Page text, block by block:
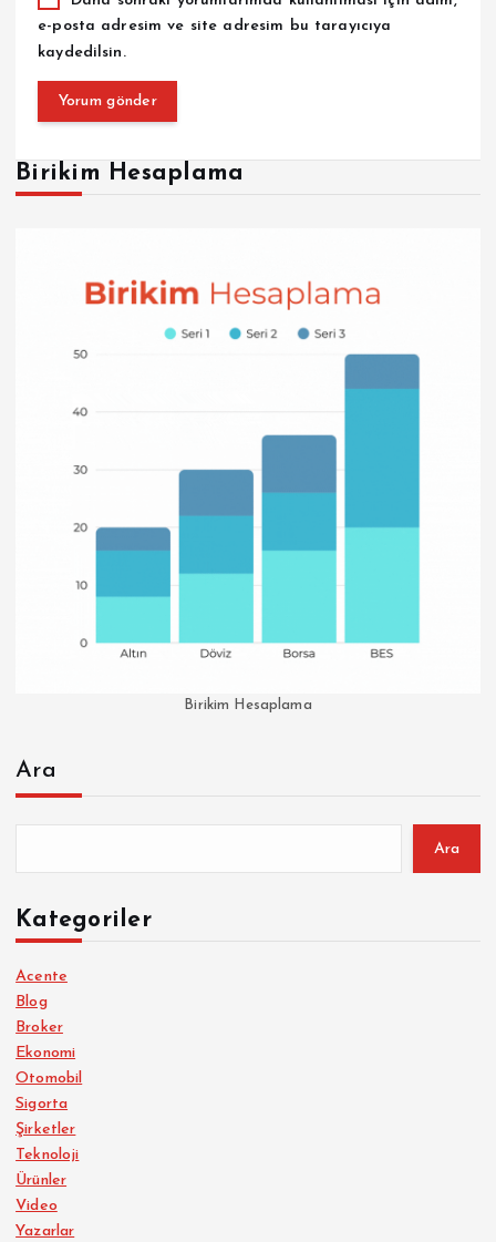
e-posta adresim ve site adresim bu tarayıcıya
kaydedilsin.
Birikim Hesaplama
Birikim Hesaplama
Ara
Ara
Kategoriler
Acente
Blog
Broker
Ekonomi
Otomobil
Sigorta
Şirketler
Teknoloji
Ürünler
Video
Yazarlar